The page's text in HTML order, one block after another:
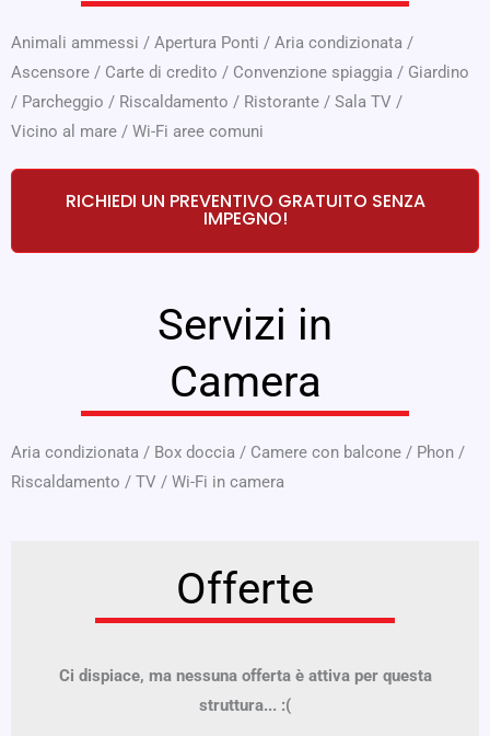
Animali ammessi / Apertura Ponti / Aria condizionata /
Ascensore / Carte di credito / Convenzione spiaggia / Giardino
/ Parcheggio / Riscaldamento / Ristorante / Sala TV /
Vicino al mare / Wi-Fi aree comuni
RICHIEDI UN PREVENTIVO GRATUITO SENZA
IMPEGNO!
Servizi in
Camera
Aria condizionata / Box doccia / Camere con balcone / Phon /
Riscaldamento / TV / Wi-Fi in camera
Offerte
Ci dispiace, ma nessuna offerta è attiva per questa
struttura... :(